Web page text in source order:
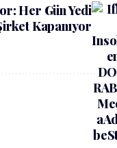
Her Gün Yedi
Kapanıyor